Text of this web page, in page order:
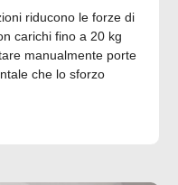
riducono le forze di
carichi fino a 20 kg
manualmente porte
che lo sforzo